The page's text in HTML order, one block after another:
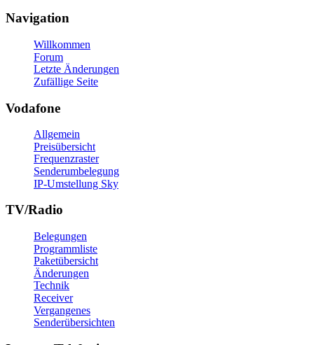
Navigation
Willkommen
Forum
Letzte Änderungen
Zufällige Seite
Vodafone
Allgemein
Preisübersicht
Frequenzraster
Senderumbelegung
IP-Umstellung Sky
TV/Radio
Belegungen
Programmliste
Paketübersicht
Änderungen
Technik
Receiver
Vergangenes
Senderübersichten